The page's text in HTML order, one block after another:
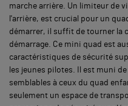
marche arrière. Un limiteur de
l'arrière, est crucial pour un
démarrer, il suffit de tourner la
démarrage. Ce mini quad est
caractéristiques de sécurité
les jeunes pilotes. Il est muni
semblables à ceux du quad
seulement un espace de